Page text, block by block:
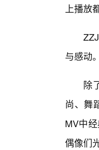
上播放
与感动。
除
尚、舞
MV中
偶像们